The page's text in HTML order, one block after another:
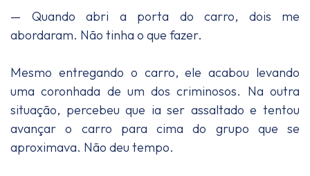
— Quando abri a porta do carro, dois me
abordaram. Não tinha o que fazer.
Mesmo entregando o carro, ele acabou levando
uma coronhada de um dos criminosos. Na outra
situação, percebeu que ia ser assaltado e tentou
avançar o carro para cima do grupo que se
aproximava. Não deu tempo.